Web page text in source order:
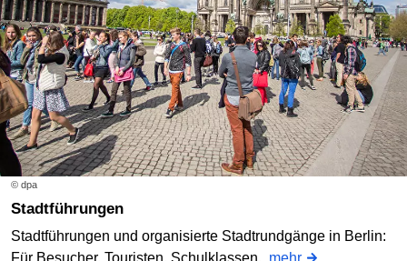
© dpa
Stadtführungen
Stadtführungen und organisierte Stadtrundgänge in Berlin:
Für Besucher, Touristen, Schulklassen. mehr